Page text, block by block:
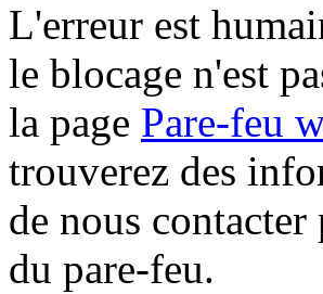
L'erreur est
le blocage n'est
la page Pare-feu
trouverez des
de nous
du pare-feu.